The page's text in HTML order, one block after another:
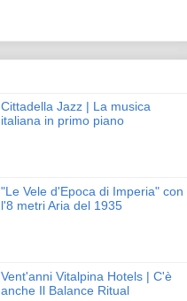
Cittadella Jazz | La musica
italiana in primo piano
"Le Vele d'Epoca di Imperia" con
l'8 metri Aria del 1935
Vent'anni Vitalpina Hotels | C'è
anche Il Balance Ritual